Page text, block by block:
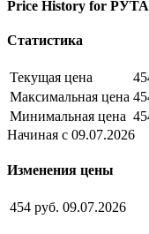
Price History for
Статистика
Текущая цена
Максимальная цена
Минимальная цена
Начиная с 09.07.2026
Изменения цены
454 руб. 09.07.2026